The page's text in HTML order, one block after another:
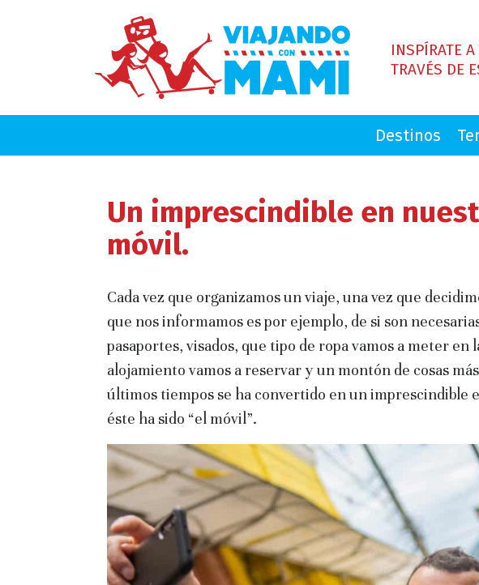
INSPÍRATE
TRAVÉS DE
Destinos
Un imprescindible en
móvil.
Cada vez que organizamos un viaje, una vez que
que nos informamos es por ejemplo, de si son
pasaportes, visados, que tipo de ropa vamos a meter en
alojamiento vamos a reservar y un montón de cosas
últimos tiempos se ha convertido en un imprescindible
éste ha sido “el móvil”.